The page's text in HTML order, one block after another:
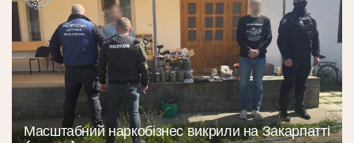
Масштабний наркобізнес викрили на Закарпатті